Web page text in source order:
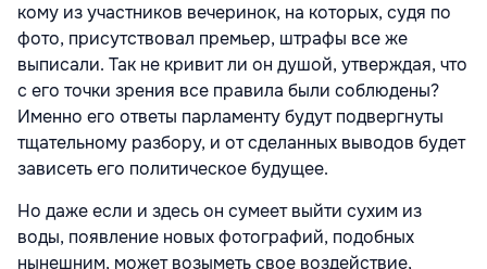
кому из участников вечеринок, на которых, судя по
фото, присутствовал премьер, штрафы все же
выписали. Так не кривит ли он душой, утверждая, что
с его точки зрения все правила были соблюдены?
Именно его ответы парламенту будут подвергнуты
тщательному разбору, и от сделанных выводов будет
зависеть его политическое будущее.
Но даже если и здесь он сумеет выйти сухим из
воды, появление новых фотографий, подобных
нынешним, может возыметь свое воздействие,